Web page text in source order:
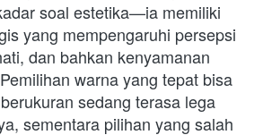
soal estetika—ia memiliki
yang mempengaruhi persepsi
dan bahkan kenyamanan
warna yang tepat bisa
sedang terasa lega
sementara pilihan yang salah